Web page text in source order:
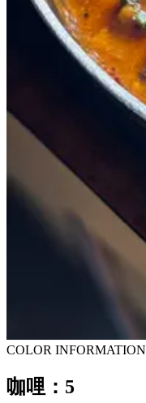
COLOR INFORMATION
咖哩：5